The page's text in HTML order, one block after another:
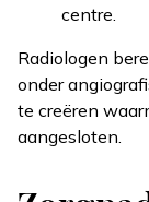
centre.
Radiologen
onder
te creëren
aangesloten.